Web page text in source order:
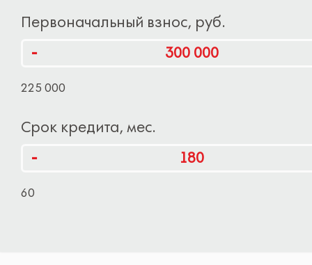
Первоначальный взнос, руб.
-
225 000
Срок кредита, мес.
-
60